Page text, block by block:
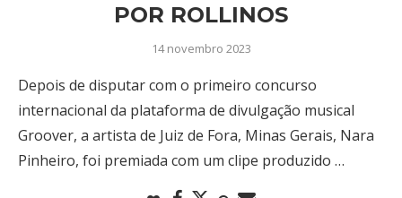
POR ROLLINOS
14 novembro 2023
Depois de disputar com o primeiro concurso
internacional da plataforma de divulgação musical
Groover, a artista de Juiz de Fora, Minas Gerais, Nara
Pinheiro, foi premiada com um clipe produzido …